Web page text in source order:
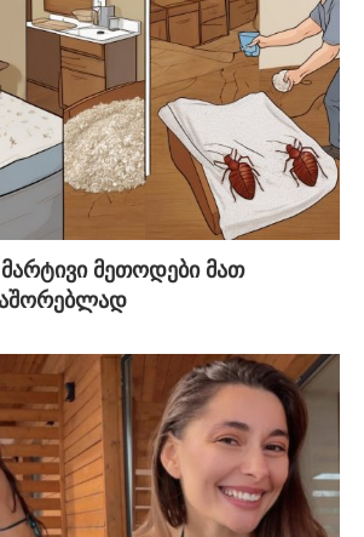
მეთოდები მათ